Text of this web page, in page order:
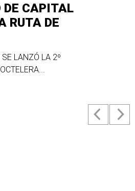
CAPITAL
RUTA DE
SE LANZÓ LA 2º